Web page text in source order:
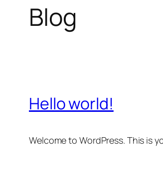
Blog
Hello world!
Welcome to WordPress. This is